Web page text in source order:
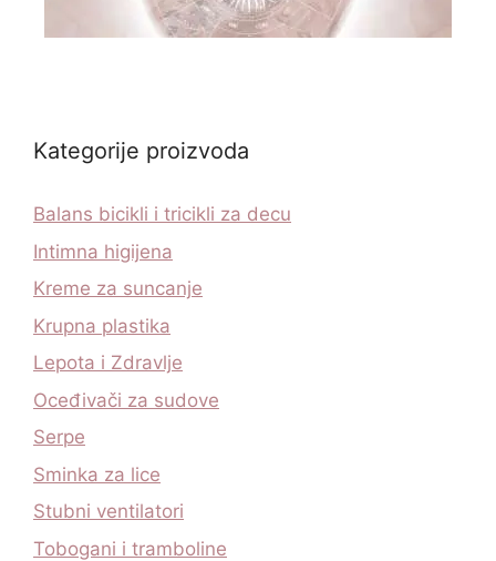
Kategorije proizvoda
Balans bicikli i tricikli za decu
Intimna higijena
Kreme za suncanje
Krupna plastika
Lepota i Zdravlje
Oceđivači za sudove
Serpe
Sminka za lice
Stubni ventilatori
Tobogani i tramboline